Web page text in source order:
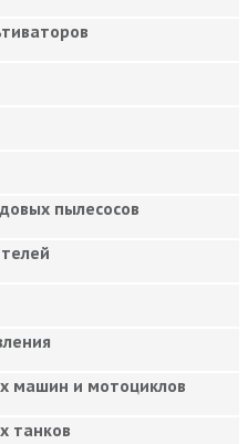
пылесосов
машин и мотоциклов
танков